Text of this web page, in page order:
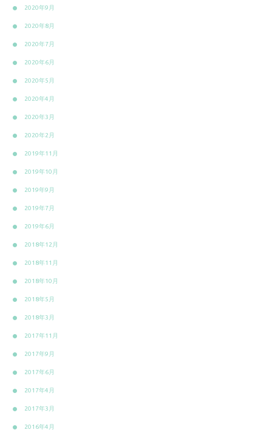
2020年9月
2020年8月
2020年7月
2020年6月
2020年5月
2020年4月
2020年3月
2020年2月
2019年11月
2019年10月
2019年9月
2019年7月
2019年6月
2018年12月
2018年11月
2018年10月
2018年5月
2018年3月
2017年11月
2017年9月
2017年6月
2017年4月
2017年3月
2016年4月